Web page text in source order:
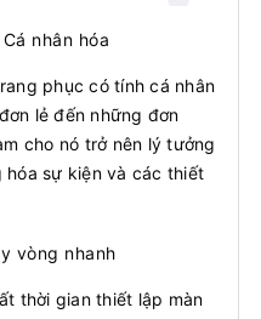
nhân hóa
phục có tính cá nhân
lẻ đến những đơn
cho nó trở nên lý tưởng
hóa sự kiện và các thiết
vòng nhanh
thời gian thiết lập màn